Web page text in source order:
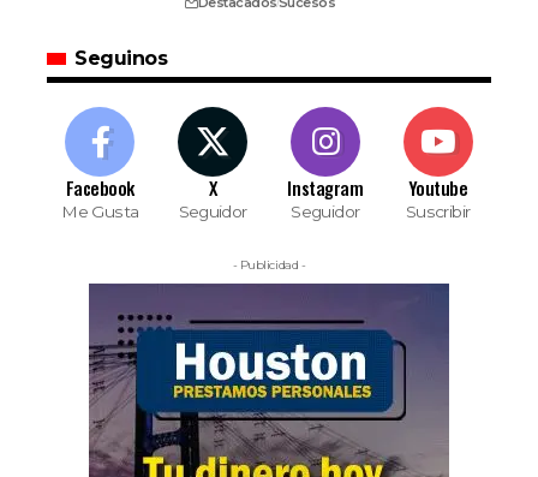
Seguinos
Facebook
Me Gusta
X
Seguidor
Instagram
Seguidor
Youtube
Suscribir
- Publicidad -